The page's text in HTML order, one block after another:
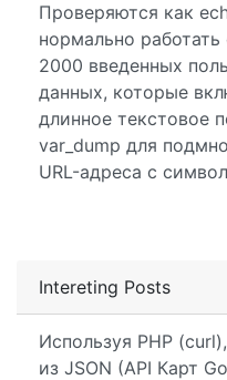
Intereting Posts
Используя PHP
из JSON (API Карт
Проверяются как
нормально
2000 введенных
данных, которые
длинное текстовое
var_dump для
URL-адреса с